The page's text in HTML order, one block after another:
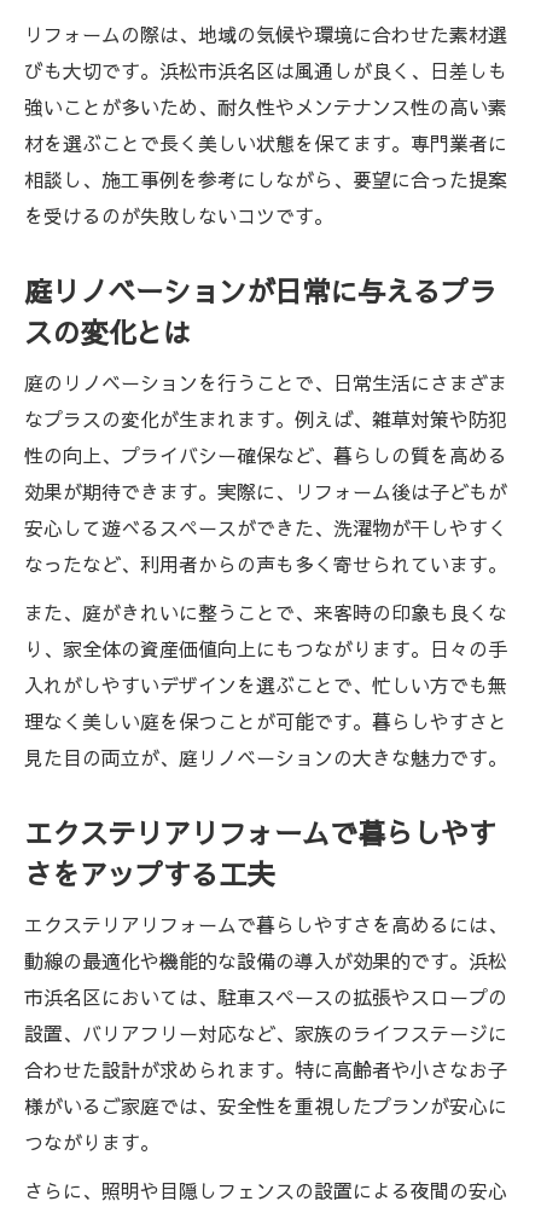
庭の現状把握から始めるリノベーションの
すすめ
エクステリアリフォームに欠かせない準備
と注意点
理想のエクステリア計画を実現するためのヒン
エクステリアリフォームで理想の庭を描く
希望を形にするプランニングの進め方を知
ろう
庭リノベーションで叶える快適なエクステ
リア設計
エクステリアリフォーム実現のための優先
順位づけ
め
庭のリノベーションを成功させるポイント解説
エクステリアリフォーム成功のための業者
選びのコツ
管理
エクステリアリフォームで失敗しない打ち
合わせ術
庭の特性を活かすリノベーションポイント
まとめ
エクステリアリフォーム実例から学ぶ成功
の秘訣
リフォームの際は、地域の気候や環境に合わせた素材選
びも大切です。浜松市浜名区は風通しが良く、日差しも
強いことが多いため、耐久性やメンテナンス性の高い素
材を選ぶことで長く美しい状態を保てます。専門業者に
相談し、施工事例を参考にしながら、要望に合った提案
を受けるのが失敗しないコツです。
庭リノベーションが日常に与えるプラ
スの変化とは
庭のリノベーションを行うことで、日常生活にさまざま
なプラスの変化が生まれます。例えば、雑草対策や防犯
性の向上、プライバシー確保など、暮らしの質を高める
効果が期待できます。実際に、リフォーム後は子どもが
安心して遊べるスペースができた、洗濯物が干しやすく
なったなど、利用者からの声も多く寄せられています。
また、庭がきれいに整うことで、来客時の印象も良くな
り、家全体の資産価値向上にもつながります。日々の手
入れがしやすいデザインを選ぶことで、忙しい方でも無
理なく美しい庭を保つことが可能です。暮らしやすさと
見た目の両立が、庭リノベーションの大きな魅力です。
エクステリアリフォームで暮らしやす
さをアップする工夫
エクステリアリフォームで暮らしやすさを高めるには、
動線の最適化や機能的な設備の導入が効果的です。浜松
市浜名区においては、駐車スペースの拡張やスロープの
設置、バリアフリー対応など、家族のライフステージに
合わせた設計が求められます。特に高齢者や小さなお子
様がいるご家庭では、安全性を重視したプランが安心に
つながります。
さらに、照明や目隠しフェンスの設置による夜間の安心